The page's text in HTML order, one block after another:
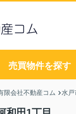
売買物件を探す
限会社不動産コム 水戸